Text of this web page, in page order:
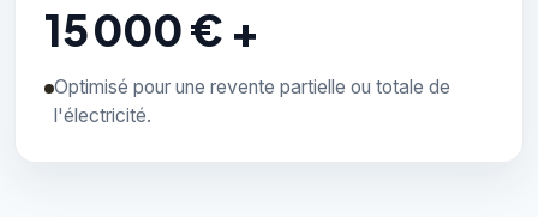
15 000 € +
Optimisé pour une revente partielle ou totale de
l'électricité.